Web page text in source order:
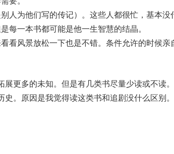
人为他们写的传记）。这些人都很忙，基本没
每一本书都可能是他一生智慧的结晶。
看风景放松一下也是不错。条件允许的时候亲
更多的未知。但是有几类书尽量少读或不读
。原因是我觉得读这类书和追剧没什么区别。